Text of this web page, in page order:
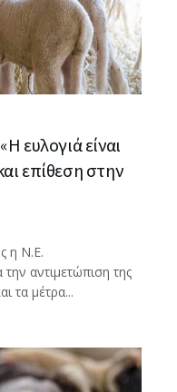
ευλογιά είναι
επίθεση στην
η Ν.Ε.
αντιμετώπιση της
τα μέτρα...